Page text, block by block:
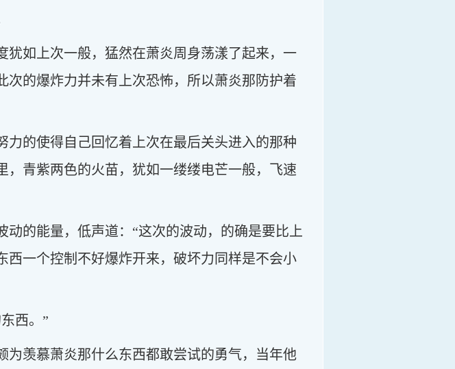
犹如上次一般，猛然在萧炎周身荡漾了起来，一
的爆炸力并未有上次恐怖，所以萧炎那防护着
的使得自己回忆着上次在最后关头进入的那种
青紫两色的火苗，犹如一缕缕电芒一般，飞速
的能量，低声道：“这次的波动，的确是要比上
一个控制不好爆炸开来，破坏力同样是不会小
西。”
羡慕萧炎那什么东西都敢尝试的勇气，当年他